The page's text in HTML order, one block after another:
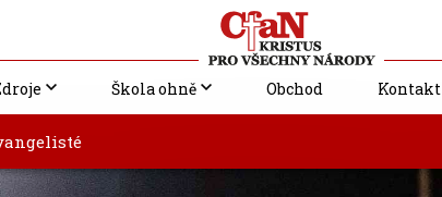
Škola ohně Obchod Kontakt